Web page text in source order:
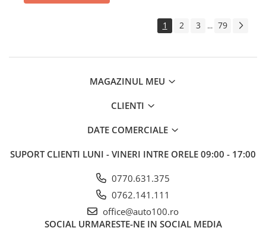
1 2 3 ... 79
MAGAZINUL MEU
CLIENTI
DATE COMERCIALE
SUPORT CLIENTI LUNI - VINERI INTRE ORELE 09:00 - 17:00
0770.631.375
0762.141.111
office@auto100.ro
SOCIAL URMARESTE-NE IN SOCIAL MEDIA